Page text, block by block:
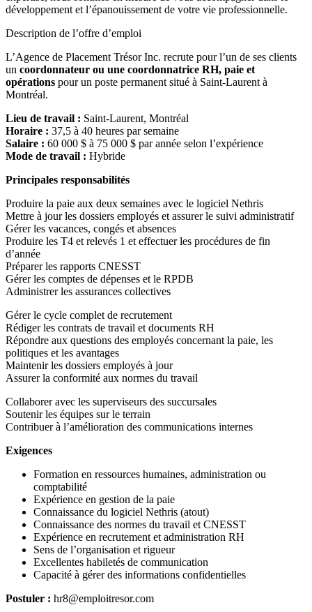
développement et l’épanouissement de votre vie professionnelle.
Description de l’offre d’emploi
L’Agence de Placement Trésor Inc. recrute pour l’un de ses clients
un coordonnateur ou une coordonnatrice RH, paie et
opérations pour un poste permanent situé à Saint-Laurent à
Montréal.
Lieu de travail : Saint-Laurent, Montréal
Horaire : 37,5 à 40 heures par semaine
Salaire : 60 000 $ à 75 000 $ par année selon l’expérience
Mode de travail : Hybride
Principales responsabilités
Produire la paie aux deux semaines avec le logiciel Nethris
Mettre à jour les dossiers employés et assurer le suivi administratif
Gérer les vacances, congés et absences
Produire les T4 et relevés 1 et effectuer les procédures de fin
d’année
Préparer les rapports CNESST
Gérer les comptes de dépenses et le RPDB
Administrer les assurances collectives
Gérer le cycle complet de recrutement
Rédiger les contrats de travail et documents RH
Répondre aux questions des employés concernant la paie, les
politiques et les avantages
Maintenir les dossiers employés à jour
Assurer la conformité aux normes du travail
Collaborer avec les superviseurs des succursales
Soutenir les équipes sur le terrain
Contribuer à l’amélioration des communications internes
Exigences
Formation en ressources humaines, administration ou
comptabilité
Expérience en gestion de la paie
Connaissance du logiciel Nethris (atout)
Connaissance des normes du travail et CNESST
Expérience en recrutement et administration RH
Sens de l’organisation et rigueur
Excellentes habiletés de communication
Capacité à gérer des informations confidentielles
Postuler : hr8@emploitresor.com